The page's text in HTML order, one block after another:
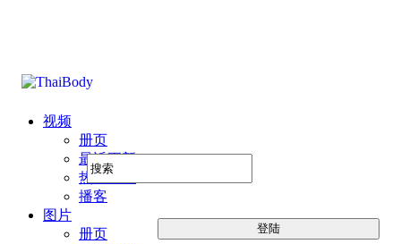
视频
册页
最近更新
热门图片
播客
图片
册页